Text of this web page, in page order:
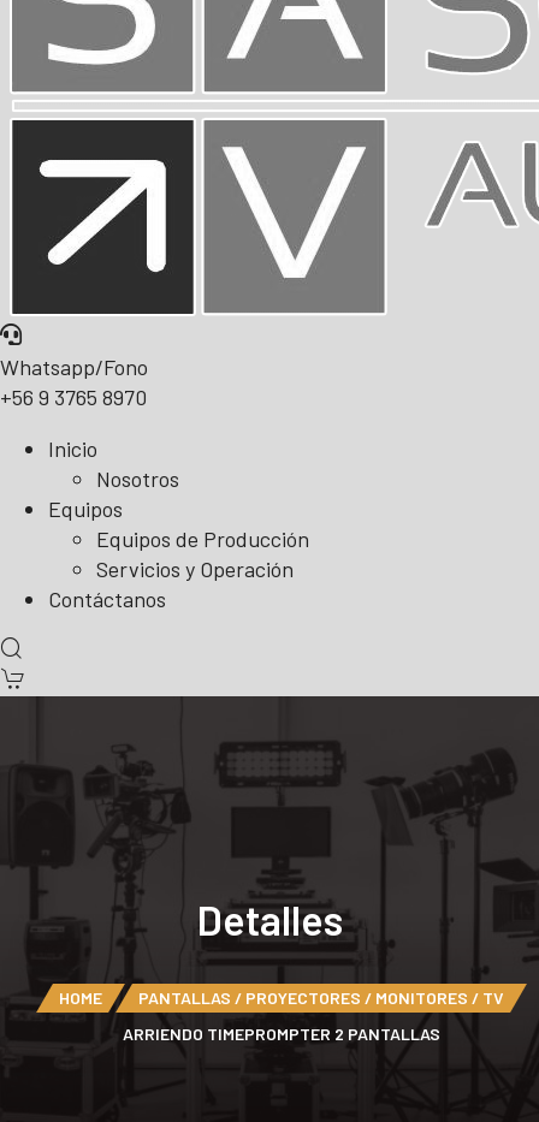
Whatsapp/Fono
+56 9 3765 8970
Inicio
Nosotros
Equipos
Equipos de Producción
Servicios y Operación
Contáctanos
Detalles
HOME
PANTALLAS / PROYECTORES / MONITORES / TV
ARRIENDO TIMEPROMPTER 2 PANTALLAS